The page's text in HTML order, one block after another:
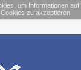
um Informationen
zu akzeptieren.